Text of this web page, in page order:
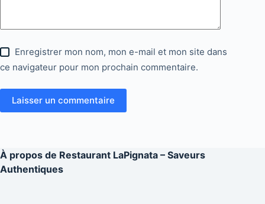
Enregistrer mon nom, mon e-mail et mon site dans
ce navigateur pour mon prochain commentaire.
Laisser un commentaire
À propos de Restaurant LaPignata – Saveurs
Authentiques